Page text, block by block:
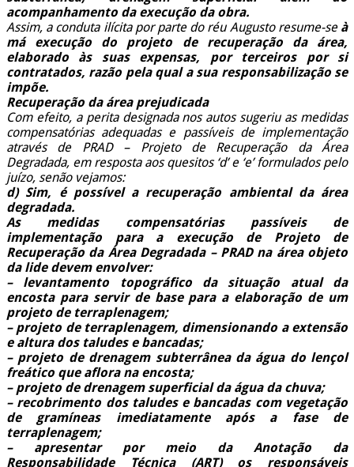
acompanhamento da execução da obra.
Assim, a conduta ilícita por parte do réu Augusto resume-se à
má execução do projeto de recuperação da área,
elaborado às suas expensas, por terceiros por si
contratados, razão pela qual a sua responsabilização se
impõe.
Recuperação da área prejudicada
Com efeito, a perita designada nos autos sugeriu as medidas
compensatórias adequadas e passíveis de implementação
através de PRAD – Projeto de Recuperação da Área
Degradada, em resposta aos quesitos ‘d’ e ‘e’ formulados pelo
juízo, senão vejamos:
d) Sim, é possível a recuperação ambiental da área
degradada.
As medidas compensatórias passíveis de
implementação para a execução de Projeto de
Recuperação da Área Degradada – PRAD na área objeto
da lide devem envolver:
– levantamento topográfico da situação atual da
encosta para servir de base para a elaboração de um
projeto de terraplenagem;
– projeto de terraplenagem, dimensionando a extensão
e altura dos taludes e bancadas;
– projeto de drenagem subterrânea da água do lençol
freático que aflora na encosta;
– projeto de drenagem superficial da água da chuva;
– recobrimento dos taludes e bancadas com vegetação
de gramíneas imediatamente após a fase de
terraplenagem;
– apresentar por meio da Anotação da
Responsabilidade Técnica (ART) os responsáveis